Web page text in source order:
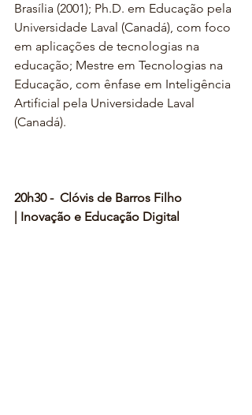
Brasília (2001); Ph.D. em Educação pela
Universidade Laval (Canadá), com foco
em aplicações de tecnologias na
educação; Mestre em Tecnologias na
Educação, com ênfase em Inteligência
Artificial pela Universidade Laval
(Canadá).
20h30 -  Clóvis de Barros Filho
| Inovação e Educação Digital